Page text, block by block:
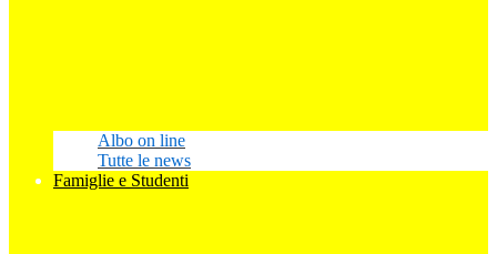
Albo on line
Tutte le news
Famiglie e Studenti